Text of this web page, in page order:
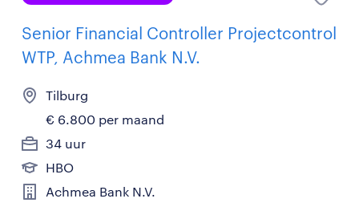
Senior Financial Controller Projectcontrol
WTP, Achmea Bank N.V.
Tilburg
€ 6.800 per maand
34 uur
HBO
Achmea Bank N.V.